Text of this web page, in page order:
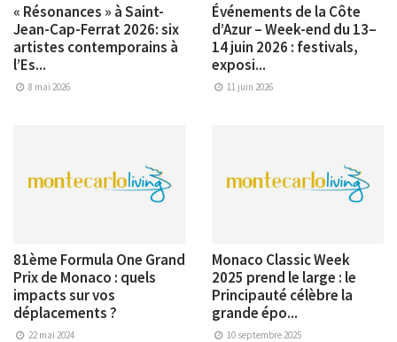
« Résonances » à Saint-
Jean-Cap-Ferrat 2026: six
artistes contemporains à
l’Es...
8 mai 2026
Événements de la Côte
d’Azur – Week-end du 13–
14 juin 2026 : festivals,
exposi...
11 juin 2026
81ème Formula One Grand
Prix de Monaco : quels
impacts sur vos
déplacements ?
22 mai 2024
Monaco Classic Week
2025 prend le large : le
Principauté célèbre la
grande épo...
10 septembre 2025